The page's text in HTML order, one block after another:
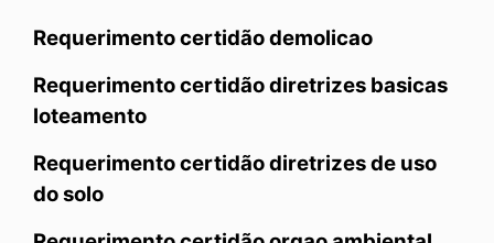
Requerimento certidão demolicao
Requerimento certidão diretrizes basicas
loteamento
Requerimento certidão diretrizes de uso
do solo